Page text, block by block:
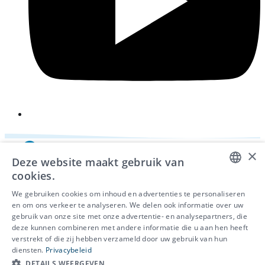
© 2026 - IDEWE
Privacy
Cookiebeleid
DUTCH
FRENCH
×
Deze website maakt gebruik van
cookies.
We gebruiken cookies om inhoud en advertenties te personaliseren
en om ons verkeer te analyseren. We delen ook informatie over uw
gebruik van onze site met onze advertentie- en analysepartners, die
deze kunnen combineren met andere informatie die u aan hen heeft
verstrekt of die zij hebben verzameld door uw gebruik van hun
diensten. Privacybeleid